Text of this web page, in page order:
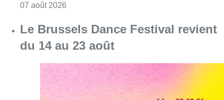
07 août 2026
Le Brussels Dance Festival revient
du 14 au 23 août